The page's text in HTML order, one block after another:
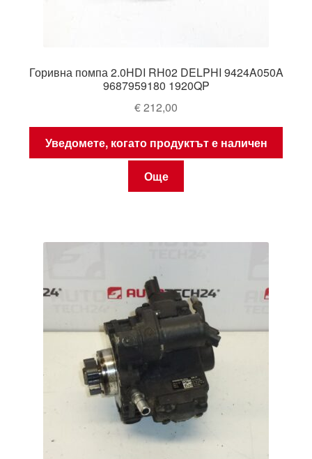
Горивна помпа 2.0HDI RH02 DELPHI 9424A050A
9687959180 1920QP
€212,00
Уведомете, когато продуктът е наличен
Още